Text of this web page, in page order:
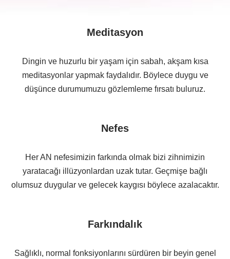
Meditasyon
Dingin ve huzurlu bir yaşam için sabah, akşam kısa
meditasyonlar yapmak faydalıdır. Böylece duygu ve
düşünce durumumuzu gözlemleme fırsatı buluruz.
Nefes
Her AN nefesimizin farkında olmak bizi zihnimizin
yaratacağı illüzyonlardan uzak tutar. Geçmişe bağlı
olumsuz duygular ve gelecek kaygısı böylece azalacaktır.
Farkındalık
Sağlıklı, normal fonksiyonlarını sürdüren bir beyin genel